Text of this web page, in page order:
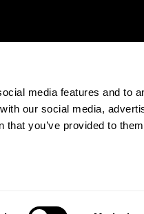
media features and to
our social media,
you’ve provided to
a un médico información pertinente
utilizar como ayuda para determinar
médico de ningún tipo. Un
De acuerdo al uso indicado,
campo de investigación
de investigación y será una
en virtud de lo dispuesto en la